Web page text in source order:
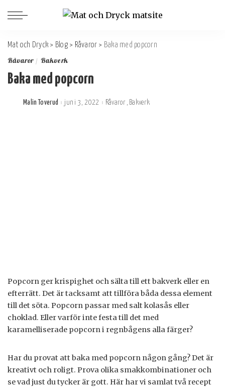
Mat och Dryck > Blog> Råvaror > Baka med popcorn
Råvaror Bakverk
Baka med popcorn
Postat
Malin Toverud juni 3, 2022 Råvaror Bakverk
Popcorn ger krispighet och sälta till ett bakverk eller en
efterrätt. Det är tacksamt att tillföra båda dessa element
till det söta. Popcorn passar med salt kolasås eller
choklad. Eller varför inte festa till det med
karamelliserade popcorn i regnbågens alla färger?
Har du provat att baka med popcorn någon gång? Det är
kreativt och roligt. Prova olika smakkombinationer och
se vad just du tycker är gott. Här har vi samlat två recept